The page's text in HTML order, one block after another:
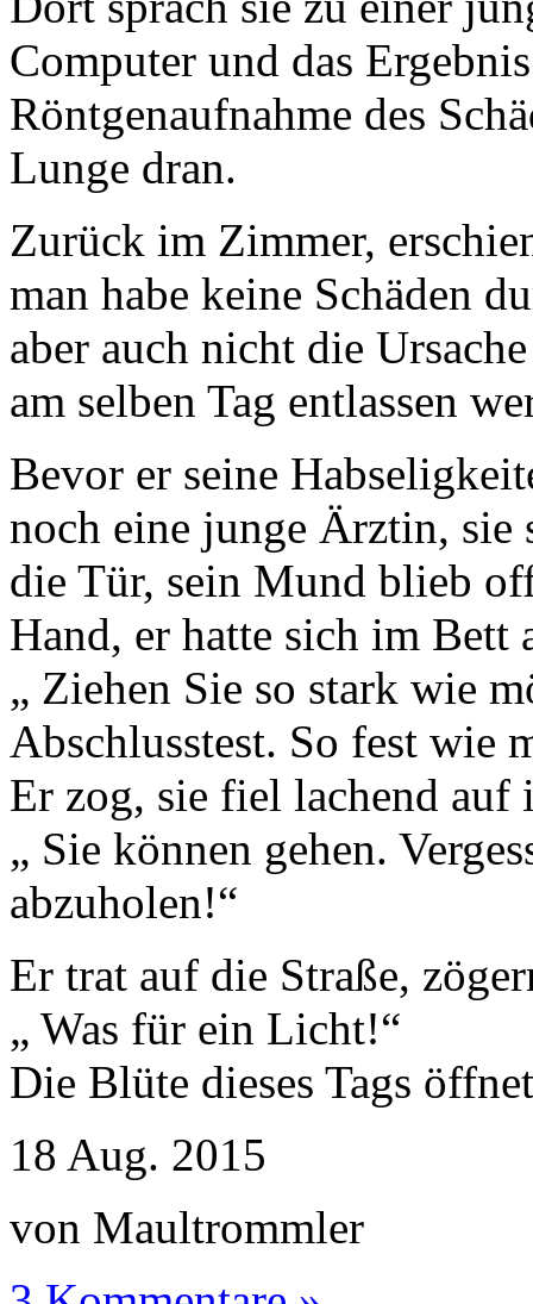
Computer und das
Röntgenaufnahme des
Lunge dran.
Zurück im Zimmer,
man habe keine Schäden
aber auch nicht die
am selben Tag entlassen
Bevor er seine
noch eine junge Ärztin, sie
die Tür, sein Mund blieb
Hand, er hatte sich im Bett
„ Ziehen Sie so stark wie
Abschlusstest. So fest wie
Er zog, sie fiel lachend auf
„ Sie können gehen.
abzuholen!“
Er trat auf die Straße,
„ Was für ein Licht!“
Die Blüte dieses Tags
18 Aug. 2015
von Maultrommler